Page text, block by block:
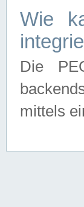
Wie
Die
mittels